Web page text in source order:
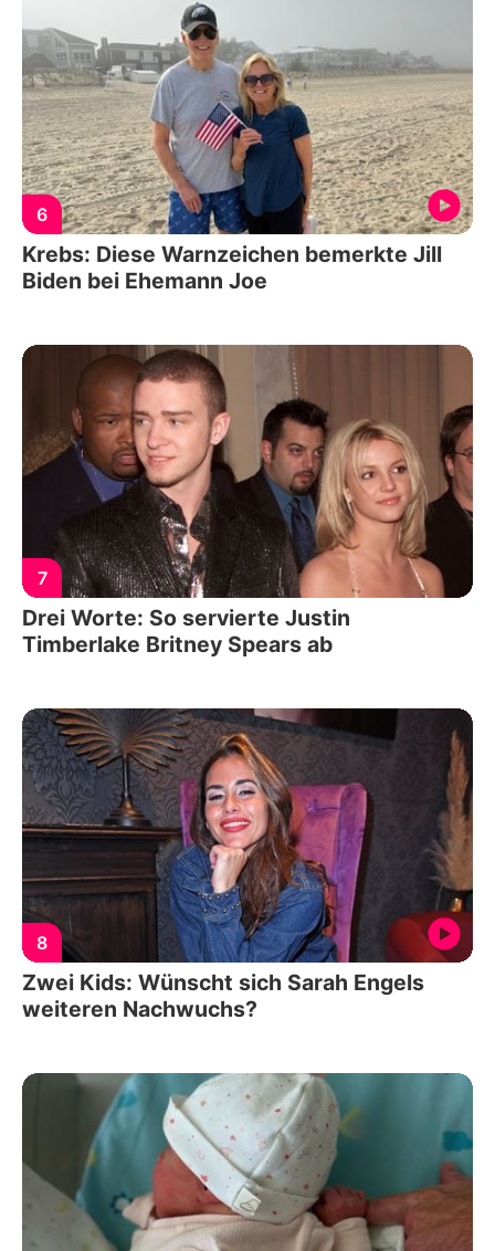
6
Krebs: Diese Warnzeichen bemerkte Jill
Biden bei Ehemann Joe
7
Drei Worte: So servierte Justin
Timberlake Britney Spears ab
8
Zwei Kids: Wünscht sich Sarah Engels
weiteren Nachwuchs?